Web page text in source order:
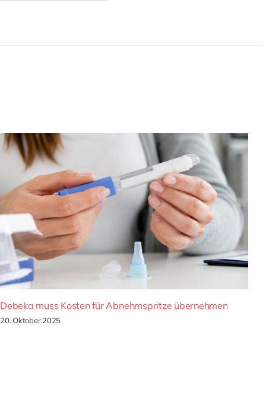
Debeka muss Kosten für Abnehmspritze übernehmen
20. Oktober 2025